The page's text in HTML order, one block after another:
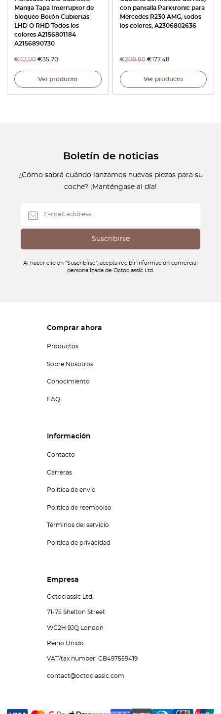
Manija Tapa Interruptor de
bloqueo Botón Cubiertas
LHD O RHD Todos los
colores A2156801184
A2156890730
€42,00 €35,70
Ver producto
con pantalla Parktronic para
Mercedes R230 AMG, todos
los colores, A2306802636
€208,80 €177,48
Ver producto
Boletín de noticias
¿Cómo sabrá cuándo lanzamos nuevas piezas para su
coche? ¡Manténgase al día!
Al hacer clic en "Suscribirse", acepta recibir información comercial
personalizada de Octoclassic Ltd.
Comprar ahora
Productos
Sobre Nosotros
Conocimiento
FAQ
Información
Contacto
Carreras
Política de envío
Política de reembolso
Términos del servicio
Política de privacidad
Empresa
Octoclassic Ltd.
71-75 Shelton Street
WC2H 9JQ London
Reino Unido
VAT/tax number: GB497559419
contact@octoclassic.com